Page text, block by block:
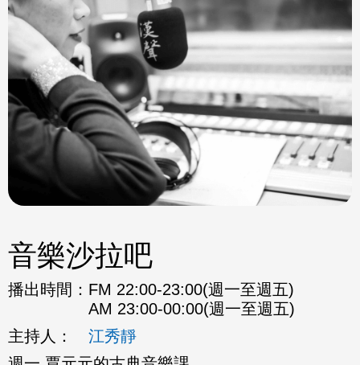
音樂沙拉吧
播出時間： FM 22:00-23:00(週一至週五)
AM 23:00-00:00(週一至週五)
主持人：
江秀靜